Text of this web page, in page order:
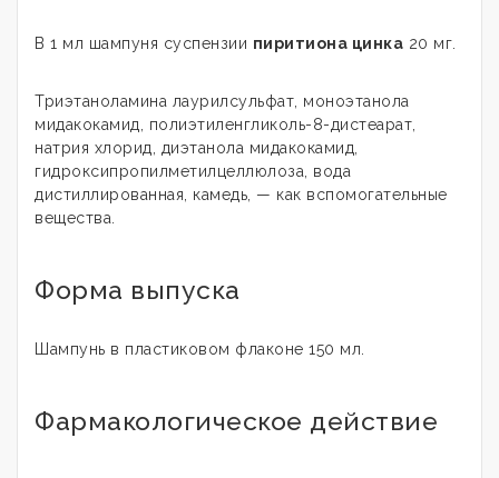
В 1 мл шампуня суспензии пиритиона цинка 20 мг.
Триэтаноламина лаурилсульфат, моноэтанола
мидакокамид, полиэтиленгликоль-8-дистеарат,
натрия хлорид, диэтанола мидакокамид,
гидроксипропилметилцеллюлоза, вода
дистиллированная, камедь, — как вспомогательные
вещества.
Форма выпуска
Шампунь в пластиковом флаконе 150 мл.
Фармакологическое действие